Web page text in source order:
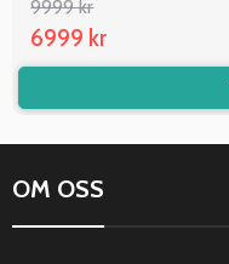
9999 kr
6999 kr
OM OSS